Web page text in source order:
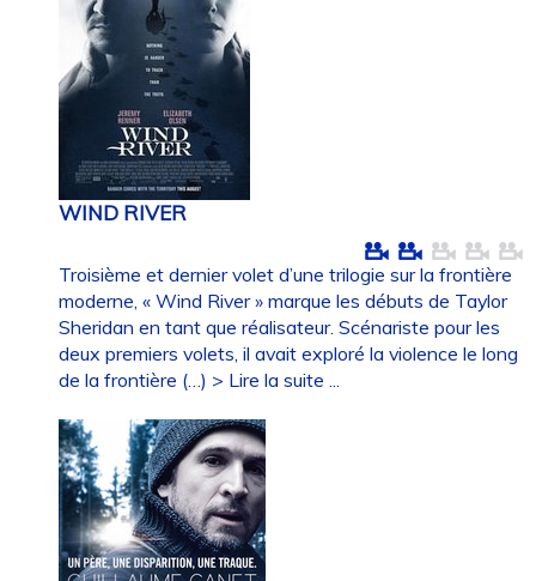
WIND RIVER
Troisième et dernier volet d’une trilogie sur la frontière
moderne, « Wind River » marque les débuts de Taylor
Sheridan en tant que réalisateur. Scénariste pour les
deux premiers volets, il avait exploré la violence le long
de la frontière (…) > Lire la suite ...